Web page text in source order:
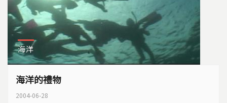
海洋
海洋的禮物
2004-06-28